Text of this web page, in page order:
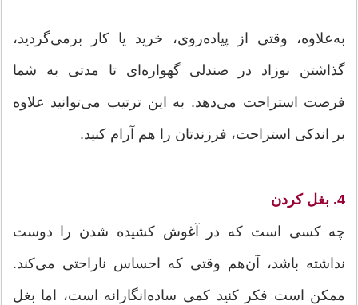
به‌علاوه، وقتی از پیاده‌روی، خرید یا کار برمی‌گردید،
گذاشتن نوزاد در صندلی گهواره‌ای تا مدتی به شما
فرصت استراحت می‌دهد. به این ترتیب می‌توانید علاوه
بر اندکی استراحت، فرزندتان را هم آرام کنید.
4. بغل کردن
چه کسی است که در آغوش کشیده شدن را دوست
نداشته باشد، آن‌هم وقتی که احساس ناراحتی می‌کند.
ممکن است فکر کنید کمی ساده‌انگارانه است، اما بغل